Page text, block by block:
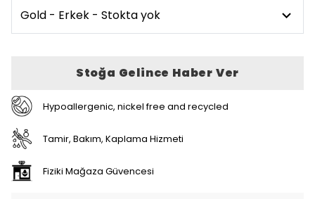
Stoğa Gelince Haber Ver
Hypoallergenic, nickel free and recycled
Tamir, Bakım, Kaplama Hizmeti
Fiziki Mağaza Güvencesi